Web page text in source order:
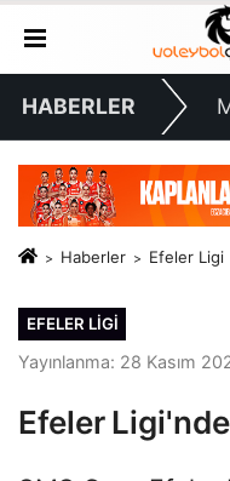
HABERLER
Haberler Efeler Ligi
EFELER LIGI
Yayınlanma: 28 Kasım
Efeler